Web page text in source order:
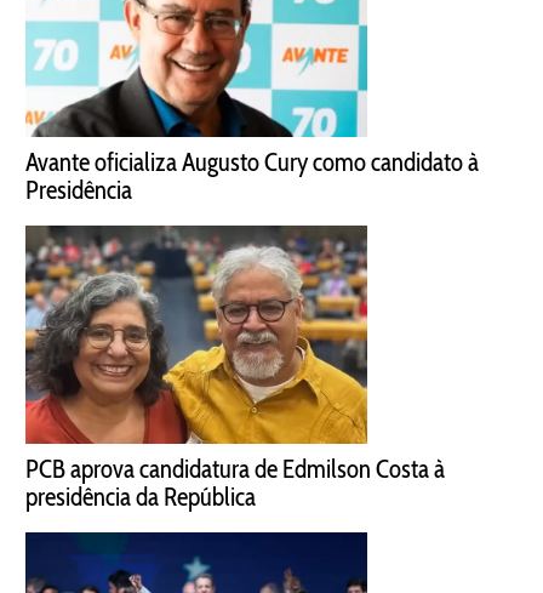
Avante oficializa Augusto Cury como candidato à
Presidência
PCB aprova candidatura de Edmilson Costa à
presidência da República